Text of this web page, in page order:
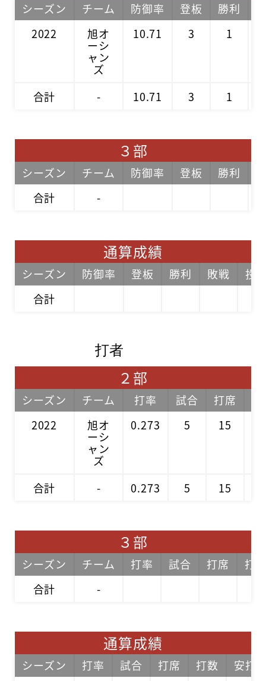
シーズン チーム 防御率 登板 勝利
2022
旭オ
ーシ
ャン
ズ
10.71 3 1
合計 - 10.71 3 1
３部
シーズン チーム 防御率 登板 勝利
合計
-
通算成績
シーズン 防御率 登板 勝利 敗戦
投
合計
打者
２部
シーズン チーム 打率 試合 打席
2022
旭オ
ーシ
ャン
ズ
0.273 5 15
合計 - 0.273 5 15
３部
シーズン チーム 打率 試合 打席
打
合計
-
通算成績
シーズン 打率 試合 打席 打数
安打